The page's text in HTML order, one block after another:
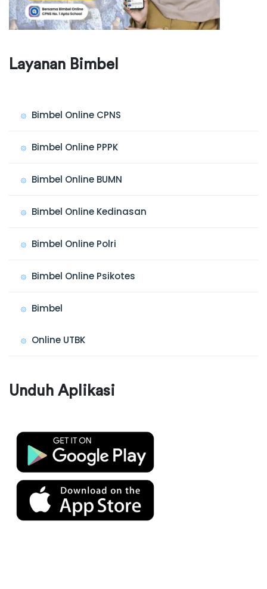
Layanan Bimbel
Bimbel Online CPNS
Bimbel Online PPPK
Bimbel Online BUMN
Bimbel Online Kedinasan
Bimbel Online Polri
Bimbel Online Psikotes
Bimbel
Online UTBK
Unduh Aplikasi